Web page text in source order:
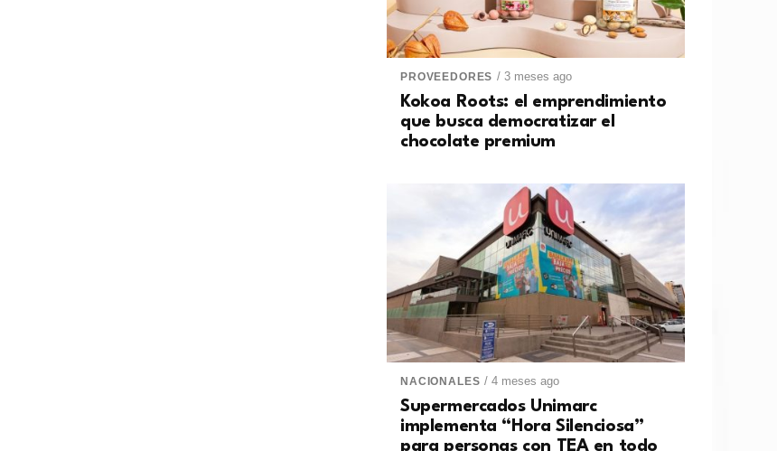
PROVEEDORES / 3 meses ago
Kokoa Roots: el emprendimiento
que busca democratizar el
chocolate premium
NACIONALES / 4 meses ago
Supermercados Unimarc
implementa “Hora Silenciosa”
para personas con TEA en todo